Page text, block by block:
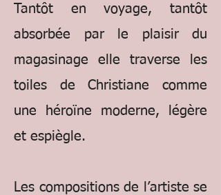
Tantôt en voyage, tantôt
absorbée par le plaisir du
magasinage elle traverse les
toiles de Christiane comme
une héroïne moderne, légère
et espiègle.
Les compositions de l’artiste se